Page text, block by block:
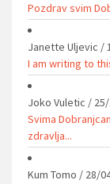
Pozdrav svim
Janette Uljevic /
I am writing to
Joko Vuletic /
Svima
zdravlja...
Kum Tomo / 28/